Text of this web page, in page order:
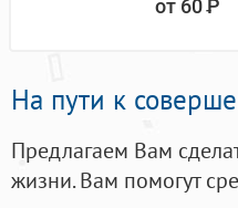
от 60Р
На пути к
Предлагаем Вам
жизни. Вам помогут